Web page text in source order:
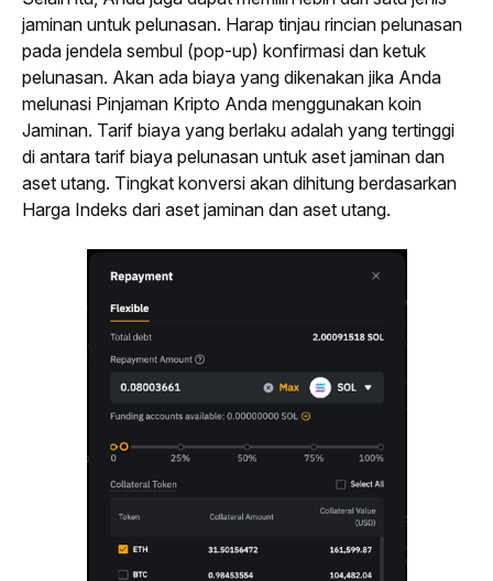
jaminan untuk pelunasan. Harap tinjau rincian pelunasan
pada jendela sembul (pop-up) konfirmasi dan ketuk
pelunasan. Akan ada biaya yang dikenakan jika Anda
melunasi Pinjaman Kripto Anda menggunakan koin
Jaminan. Tarif biaya yang berlaku adalah yang tertinggi
di antara tarif biaya pelunasan untuk aset jaminan dan
aset utang. Tingkat konversi akan dihitung berdasarkan
Harga Indeks dari aset jaminan dan aset utang.